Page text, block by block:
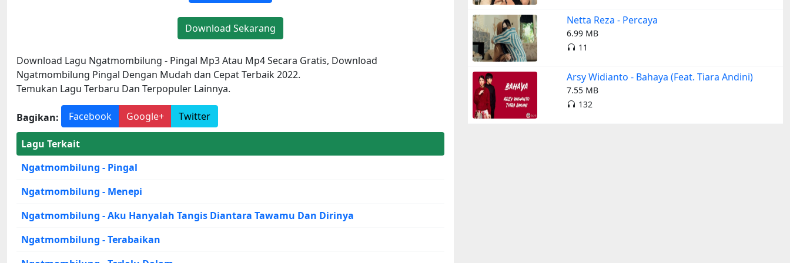
Download Sekarang
Download Lagu Ngatmombilung - Pingal Mp3 Atau Mp4 Secara Gratis, Download
Ngatmombilung Pingal Dengan Mudah dan Cepat Terbaik 2022.
Temukan Lagu Terbaru Dan Terpopuler Lainnya.
Bagikan: Facebook Google+ Twitter
Lagu Terkait
Ngatmombilung - Pingal
Ngatmombilung - Menepi
Ngatmombilung - Aku Hanyalah Tangis Diantara Tawamu Dan Dirinya
Ngatmombilung - Terabaikan
Netta Reza - Percaya
6.99 MB
11
Arsy Widianto - Bahaya (Feat. Tiara Andini)
7.55 MB
132